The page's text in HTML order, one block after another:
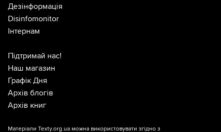
Дезінформація
Disinfomonitor
Інтернам
Підтримай нас!
Наш магазин
Графік Дня
Архів блогів
Архів книг
Матеріали Texty.org.ua можна використовувати згідно з